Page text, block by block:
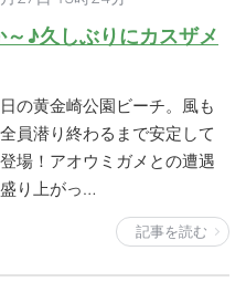
♪久しぶりにカスザメ
の黄金崎公園ビーチ。風も
員潜り終わるまで安定して
場！アオウミガメとの遭遇
り上がっ…
記事を読む